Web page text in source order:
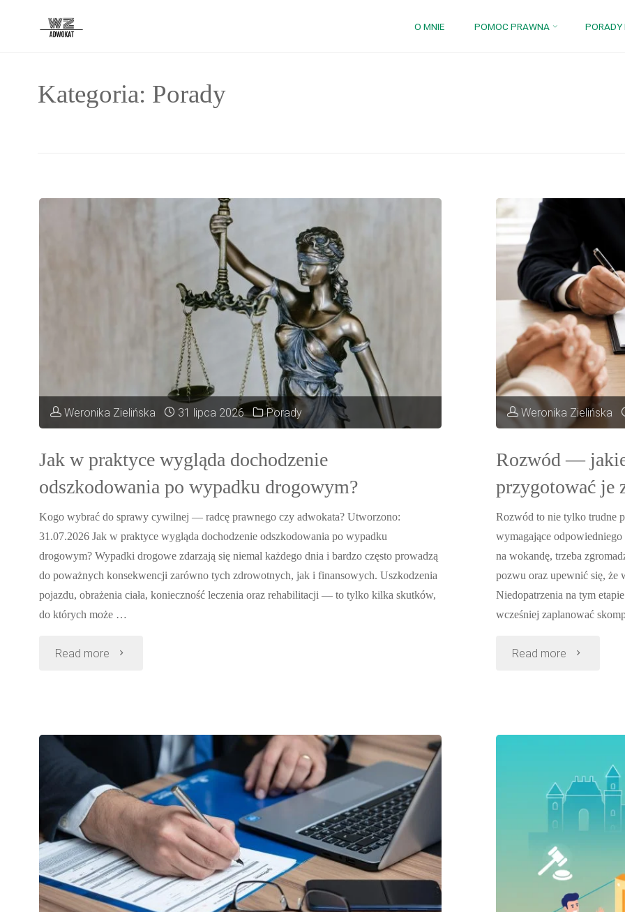
O MNIE POMOC PRAWNA PORADY
Kategoria: Porady
Weronika Zielińska 31 lipca 2026 Porady
Jak w praktyce wygląda dochodzenie
odszkodowania po wypadku drogowym?
Kogo wybrać do sprawy cywilnej — radcę prawnego czy adwokata? Utworzono:
31.07.2026 Jak w praktyce wygląda dochodzenie odszkodowania po wypadku
drogowym? Wypadki drogowe zdarzają się niemal każdego dnia i bardzo często prowadzą
do poważnych konsekwencji zarówno tych zdrowotnych, jak i finansowych. Uszkodzenia
pojazdu, obrażenia ciała, konieczność leczenia oraz rehabilitacji — to tylko kilka skutków,
do których może …
Read more "Jak
dochodzenie
odszkodowania
po
wypadku
Weronika Zielińska
Rozwód —
przygotować je
Rozwód to nie tylko trudne
wymagające
na wokandę, trzeba
pozwu oraz upewnić się, że
Niedopatrzenia na tym
wcześniej zaplanować
Read more "Rozwód
są
potrzebne